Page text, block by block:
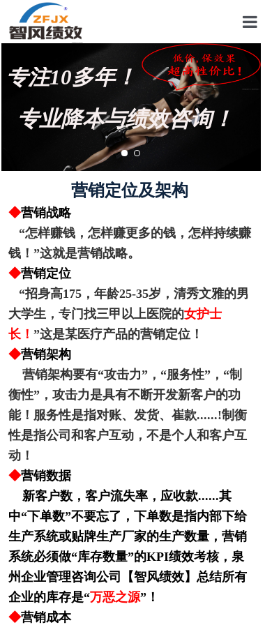
专注10多年！
专业降本与绩效咨询！
首页
关于我
薪酬设
生产绩
文化绩
营销定位及架构
◆营销战略
“怎样赚钱，怎样赚更多的钱，怎样持续赚
钱！”这就是营销战略。
◆营销定位
“招身高175，年龄25-35岁，清秀文雅的男
大学生，专门找三甲以上医院的女护士
长！ ”这是某医疗产品的营销定位！
◆营销架构
营销架构要有“攻击力”， “服务性”， “制
衡性”， 攻击力是具有不断开发新客户的功
能！ 服务性是指对账、发货、崔款......!制衡
性是指公司和客户互动，不是个人和客户互
动！
◆营销数据
新客户数，客户流失率，应收款......其
中“下单数”不要忘了，下单数是指内部下给
生产系统或贴牌生产厂家的生产数量，营销
系统必须做“库存数量”的KPI绩效考核，泉
州企业管理咨询公司【智风绩效】总结所有
企业的库存是“万恶之源”！
◆营销成本